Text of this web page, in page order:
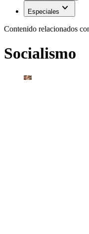
Especiales expand_more
Contenido relacionados
Socialismo